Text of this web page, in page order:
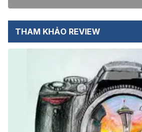
THAM KHẢO REVIEW